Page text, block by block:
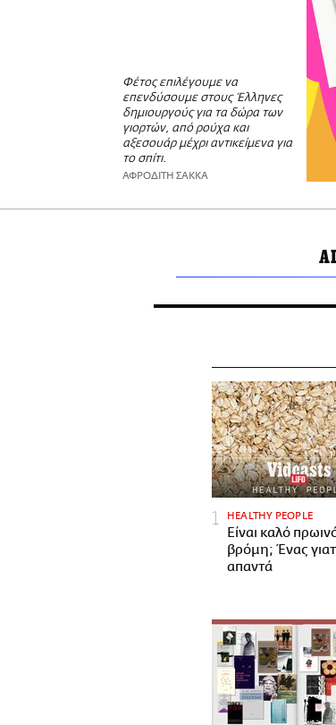
Φέτος επιλέγουμε να
επενδύσουμε στους Έλληνες
δημιουργούς για τα δώρα των
γιορτών, από ρούχα και
αξεσουάρ μέχρι αντικείμενα για
το σπίτι.
ΑΦΡΟΔΙΤΗ ΣΑΚΚΑ
HEALTHY PEOPLE
Είναι καλό
βρόμη; Ένας
απαντά